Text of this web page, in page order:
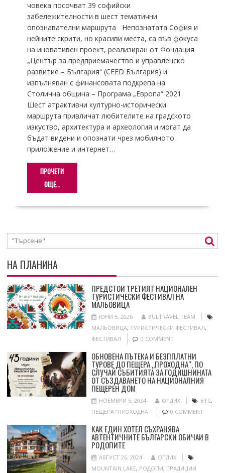
човека посочват 39 софийски
забележителности в шест тематични
опознавателни маршрута Непознатата София и
нейните скрити, но красиви места, са във фокуса
на иновативен проект, реализиран от Фондация
„Център за предприемачество и управленско
развитие – България“ (CEED България) и
изпълняван с финансовата подкрепа на
Столична община – Програма „Европа“ 2021.
Шест атрактивни културно-исторически
маршрута привличат любителите на градското
изкуство, архитектура и археология и могат да
бъдат видени и опознати чрез мобилното
приложение и интернет…
ПРОЧЕТИ
ОЩЕ...
НА ПЛАНИНА
ПРЕДСТОИ ТРЕТИЯТ НАЦИОНАЛЕН
ТУРИСТИЧЕСКИ ФЕСТИВАЛ НА
МАЛЬОВИЦА
ЮНИ 5, 2026
BULTRAVEL TEAM
МАЛЬОВИЦА, ТУРИСТИЧЕСКИ ФЕСТИВАЛ,
ФЕСТИВАЛ
0 COMMENT
ОБНОВЕНА ПЪТЕКА И БЕЗППЛАТНИ
ТУРОВЕ ДО ПЕЩЕРА „ПРОХОДНА“, ПО
СЛУЧАЙ СЪБИТИЯТА ЗА ГОДИШНИНАТА
ОТ СЪЗДАВАНЕТО НА НАЦИОНАЛНИЯ
ПЕЩЕРЕН ДОМ
НОЕМВРИ 5, 2024 ОТДИХ БТС,
ПЕЩЕРА “ПРОХОДНА"
0 COMMENT
КАК ЕДИН ХОТЕЛ СЪХРАНЯВА
АВТЕНТИЧНИТЕ БЪЛГАРСКИ ОБИЧАИ В
РОДОПИТЕ
АВГУСТ 26, 2024
ОТДИХ
MOUNTAIN LAKE, РОДОПИ, ТРАДИЦИИ